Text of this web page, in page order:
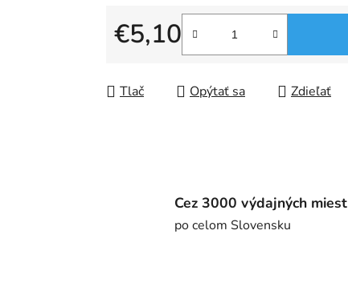
€5,10
Jednotková cena:
Tlač Opýtať sa Zdieľať
Cez 3000 výdajných miest
po celom Slovensku